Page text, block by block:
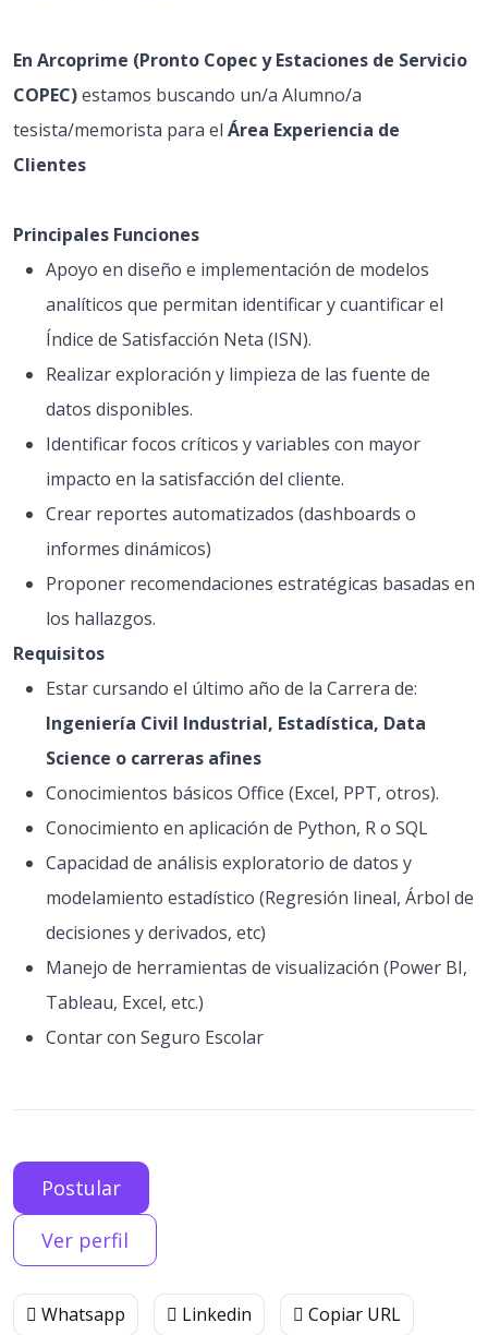
En Arcoprime (Pronto Copec y Estaciones de Servicio
COPEC)estamos buscando un/a Alumno/a
tesista/memorista para el Área Experiencia de
Clientes
Principales Funciones
Apoyo en diseño e implementación de modelos
analíticos que permitan identificar y cuantificar el
Índice de Satisfacción Neta (ISN).
Realizar exploración y limpieza de las fuente de
datos disponibles.
Identificar focos críticos y variables con mayor
impacto en la satisfacción del cliente.
Crear reportes automatizados (dashboards o
informes dinámicos)
Proponer recomendaciones estratégicas basadas en
los hallazgos.
Requisitos
Estar cursando el último año de la Carrera de:
Ingeniería Civil Industrial, Estadística, Data
Science o carreras afines
Conocimientos básicos Office (Excel, PPT, otros).
Conocimiento en aplicación de Python, R o SQL
Capacidad de análisis exploratorio de datos y
modelamiento estadístico (Regresión lineal, Árbol de
decisiones y derivados, etc)
Manejo de herramientas de visualización (Power BI,
Tableau, Excel, etc.)
Contar con Seguro Escolar
Postular
Ver perfil
Whatsapp Linkedin Copiar URL